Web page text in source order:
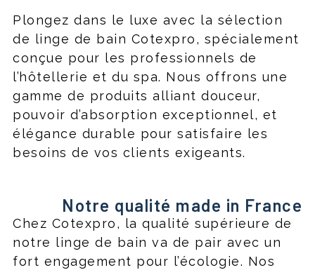
Plongez dans le luxe avec la sélection
de linge de bain Cotexpro, spécialement
conçue pour les professionnels de
l’hôtellerie et du spa. Nous offrons une
gamme de produits alliant douceur,
pouvoir d’absorption exceptionnel, et
élégance durable pour satisfaire les
besoins de vos clients exigeants.
Notre qualité made in France
Chez Cotexpro, la qualité supérieure de
notre linge de bain va de pair avec un
fort engagement pour l’écologie. Nos